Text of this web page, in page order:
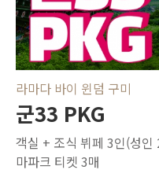
라마다 바이 윈덤 구미
군33 PKG
객실 + 조식 뷔페 3인(성
마파크 티켓 3매